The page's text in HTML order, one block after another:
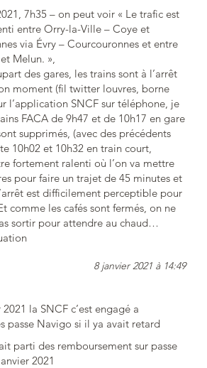
7h35 – on peut voir « Le trafic est
entre Orry-la-Ville – Coye et
via Évry – Courcouronnes et entre
Melun. »,
des gares, les trains sont à l’arrêt
moment (fil twitter louvres, borne
l’application SNCF sur téléphone, je
FACA de 9h47 et de 10h17 en gare
supprimés, (avec des précédents
10h02 et 10h32 en train court,
fortement ralenti où l’on va mettre
pour faire un trajet de 45 minutes et
est difficilement perceptible pour
comme les cafés sont fermés, on ne
sortir pour attendre au chaud…
8 janvier 2021 à 14:49
la SNCF c’est engagé a
passe Navigo si il ya avait retard
parti des remboursement sur passe
2021